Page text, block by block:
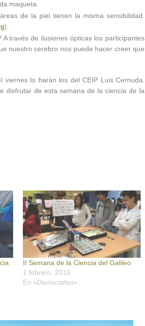
maqueta.
de la piel tienen la misma sensibilidad.
).
través de ilusiones ópticas los participantes
nuestro cerebro nos puede hacer creer que
lo harán los del CEIP Luis Cernuda.
disfrutar de esta semana de la ciencia de la
II Semana de la Ciencia del Galileo
1 febrero, 2016
En «Destacadas»